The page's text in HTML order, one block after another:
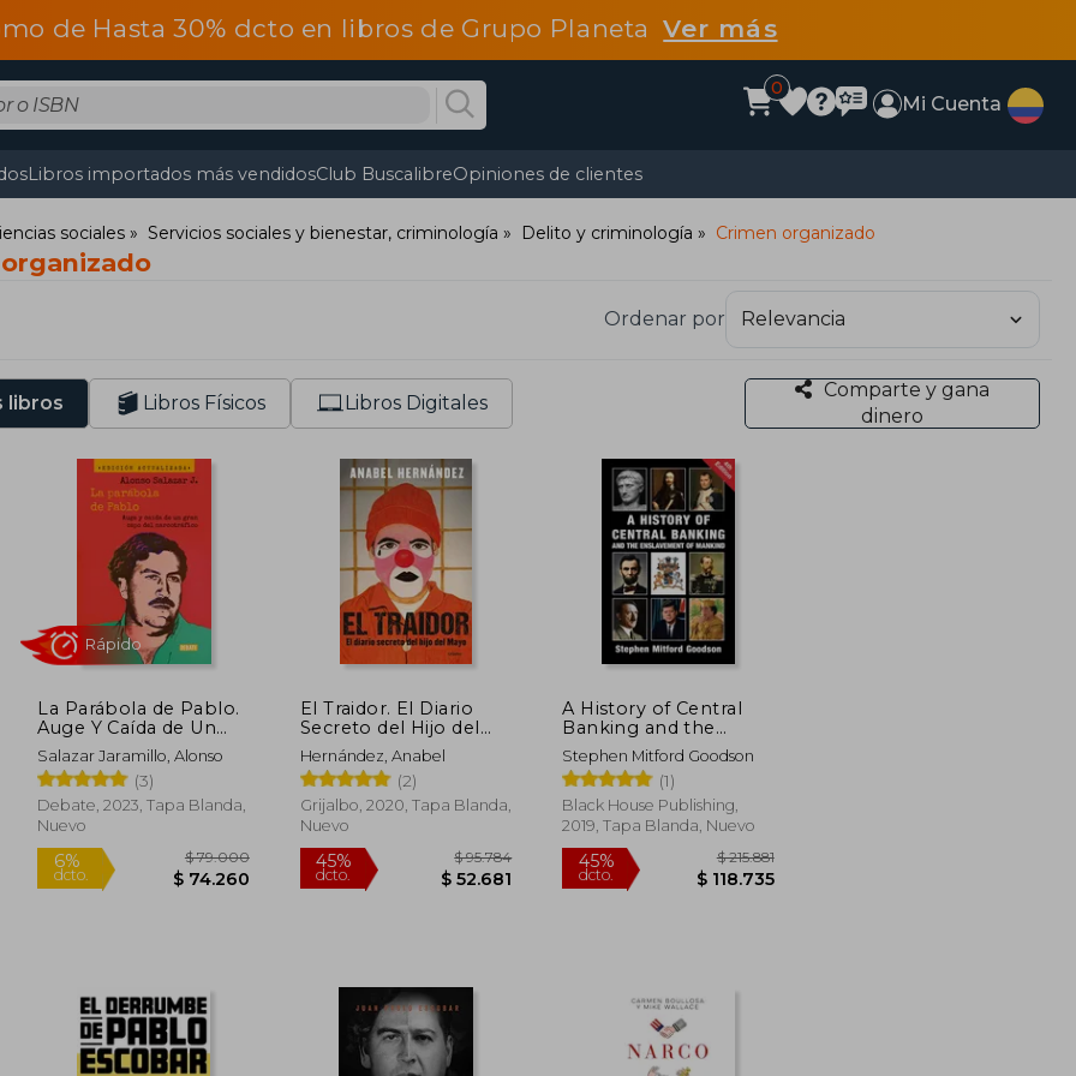
de Hasta 30% dcto en libros de Grupo PlanetaVer más
0
Mi Cuenta
Libros importados más vendidosClub BuscalibreOpiniones de clientes
sociales Servicios sociales y bienestar, criminología Delito y criminología Crimen organizado
Ordenar por
libros Libros Físicos Libros Digitales
Comparte y gana
dinero
La Parábola de Pablo.
Auge Y Caída de Un
Gran Capo del
Narcotráfico / Pablo's
Pa Rable: The Rise and
Fall of a Major Drug
Kingpin
Salazar Jaramillo, Alonso
(3)
Debate, 2023, Tapa Blanda,
Nuevo
Rápido
El Traidor. El Diario
Secreto del Hijo del
Mayo
Hernández, Anabel
(2)
Grijalbo, 2020, Tapa Blanda,
Nuevo
A History of Central
Banking and the
Enslavement of
Mankind (en Inglés)
Stephen Mitford Goodson
(1)
Black House Publishing,
2019, Tapa Blanda, Nuevo